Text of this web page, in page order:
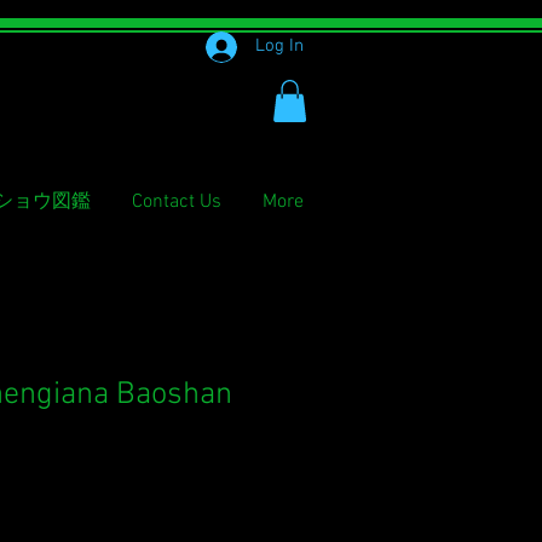
Log In
Baoshan
ョウ図鑑 Contact Us More